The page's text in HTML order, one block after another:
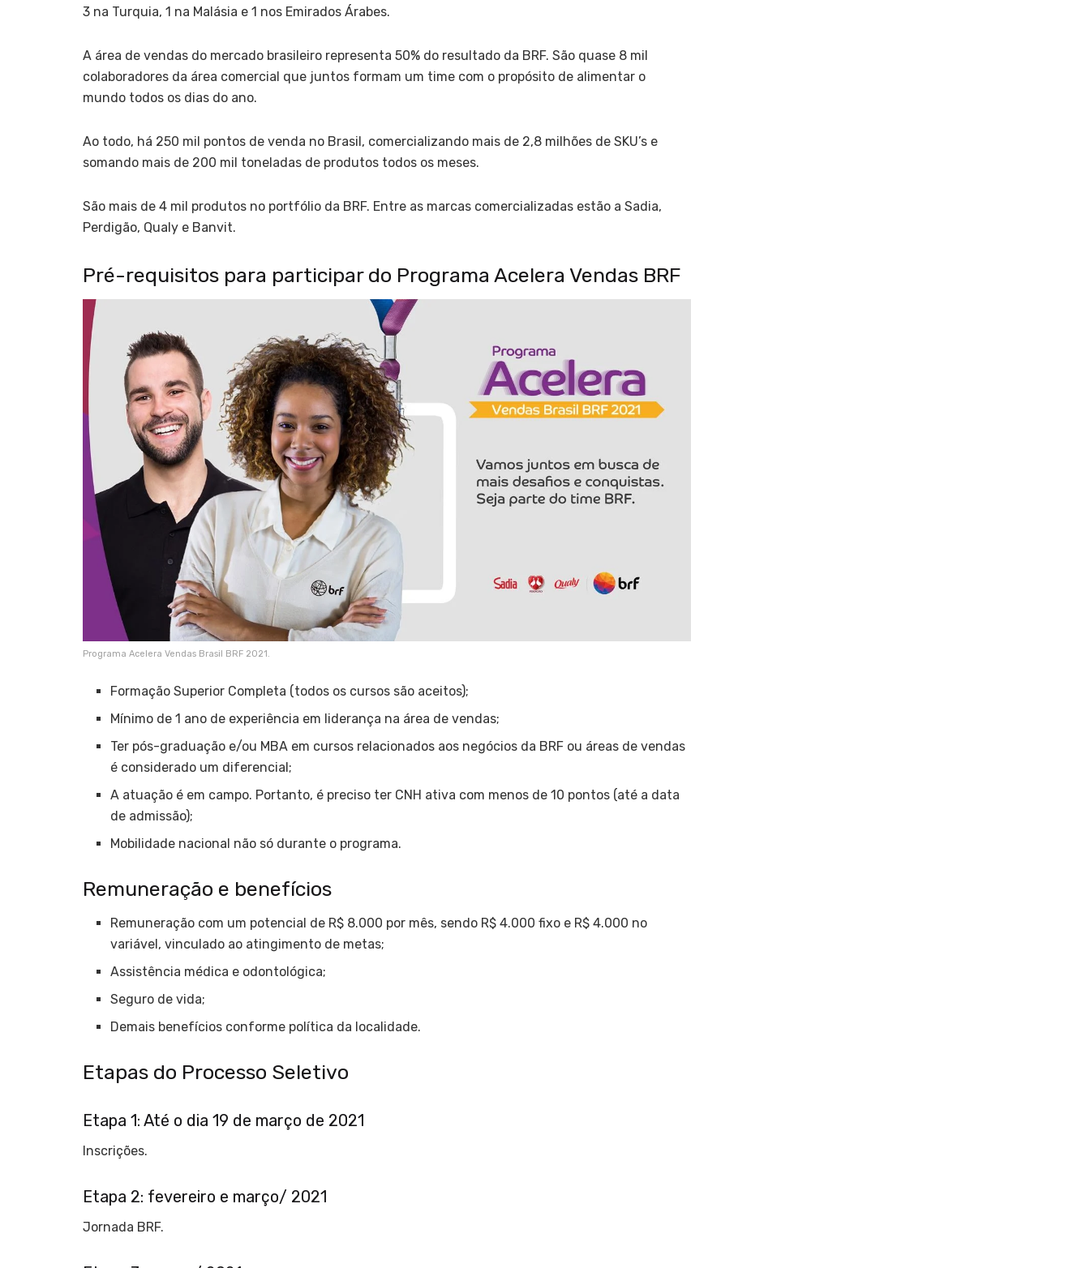
3 na Turquia, 1 na Malásia e 1 nos Emirados Árabes.
A área de vendas do mercado brasileiro representa 50% do resultado da BRF. São quase 8 mil
colaboradores da área comercial que juntos formam um time com o propósito de alimentar o
mundo todos os dias do ano.
Ao todo, há 250 mil pontos de venda no Brasil, comercializando mais de 2,8 milhões de SKU’s e
somando mais de 200 mil toneladas de produtos todos os meses.
São mais de 4 mil produtos no portfólio da BRF. Entre as marcas comercializadas estão a Sadia,
Perdigão, Qualy e Banvit.
Pré-requisitos para participar do Programa Acelera Vendas BRF
Programa Acelera Vendas Brasil BRF 2021.
Formação Superior Completa (todos os cursos são aceitos);
Mínimo de 1 ano de experiência em liderança na área de vendas;
Ter pós-graduação e/ou MBA em cursos relacionados aos negócios da BRF ou áreas de vendas
é considerado um diferencial;
A atuação é em campo. Portanto, é preciso ter CNH ativa com menos de 10 pontos (até a data
de admissão);
Mobilidade nacional não só durante o programa.
Remuneração e benefícios
Remuneração com um potencial de R$ 8.000 por mês, sendo R$ 4.000 fixo e R$ 4.000 no
variável, vinculado ao atingimento de metas;
Assistência médica e odontológica;
Seguro de vida;
Demais benefícios conforme política da localidade.
Etapas do Processo Seletivo
Etapa 1: Até o dia 19 de março de 2021
Inscrições.
Etapa 2: fevereiro e março/ 2021
Jornada BRF.